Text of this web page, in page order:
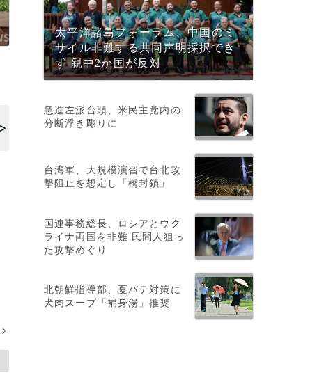
>
太平洋諸島フォーラム、中国のミ
サイル非難する共同声明採択でき
ず 親中2か国が反対
急進左派台頭、米民主党内の
分断浮き彫りに
台湾軍、大規模演習で台北攻
撃阻止を想定し「橋封鎖」
国連事務総長、ロシアとウク
ライナ両国を非難 民間人狙っ
た攻撃めぐり
北朝鮮指導部、夏バテ対策に
犬肉スープ「補身湯」推奨